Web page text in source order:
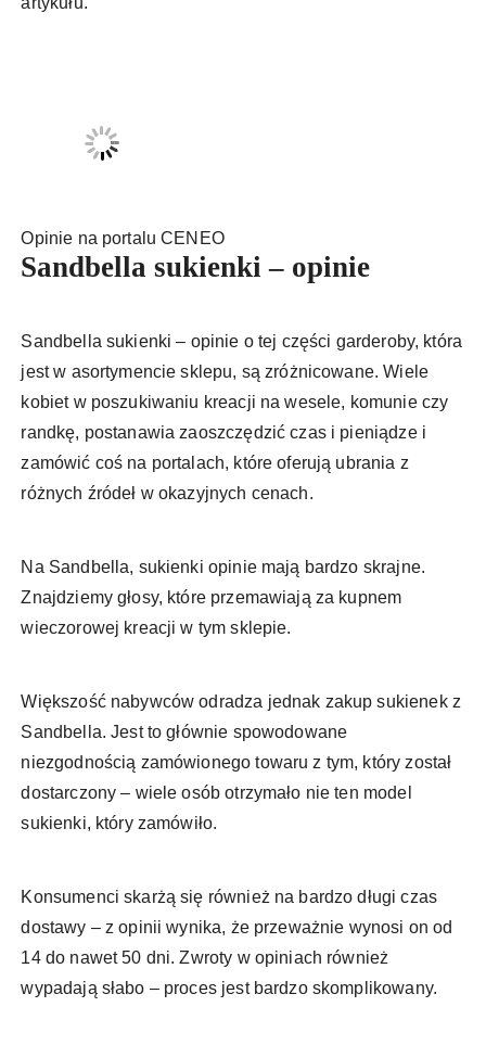
Opinie na portalu CENEO
Sandbella sukienki – opinie
Sandbella sukienki – opinie o tej części garderoby, która
jest w asortymencie sklepu, są zróżnicowane. Wiele
kobiet w poszukiwaniu kreacji na wesele, komunie czy
randkę, postanawia zaoszczędzić czas i pieniądze i
zamówić coś na portalach, które oferują ubrania z
różnych źródeł w okazyjnych cenach.
Na Sandbella, sukienki opinie mają bardzo skrajne.
Znajdziemy głosy, które przemawiają za kupnem
wieczorowej kreacji w tym sklepie.
Większość nabywców odradza jednak zakup sukienek z
Sandbella. Jest to głównie spowodowane
niezgodnością zamówionego towaru z tym, który został
dostarczony – wiele osób otrzymało nie ten model
sukienki, który zamówiło.
Konsumenci skarżą się również na bardzo długi czas
dostawy – z opinii wynika, że przeważnie wynosi on od
14 do nawet 50 dni. Zwroty w opiniach również
wypadają słabo – proces jest bardzo skomplikowany.